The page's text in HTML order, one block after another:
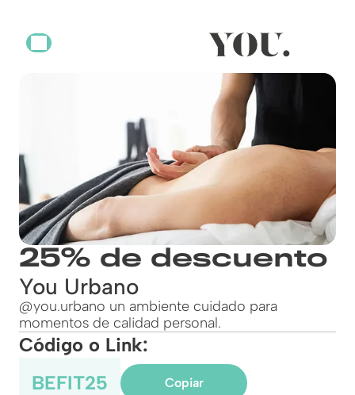
25% de descuento
You Urbano
@you.urbano un ambiente cuidado para
momentos de calidad personal.
Código o Link:
BEFIT25
Copiar